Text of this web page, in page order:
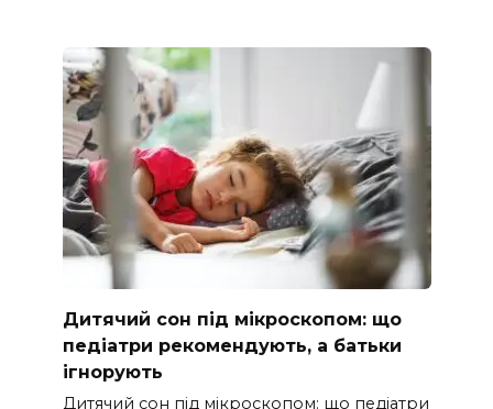
Дитячий сон під мікроскопом: що
педіатри рекомендують, а батьки
ігнорують
Дитячий сон під мікроскопом: що педіатри